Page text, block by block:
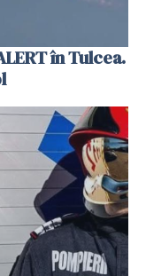
în Tulcea.